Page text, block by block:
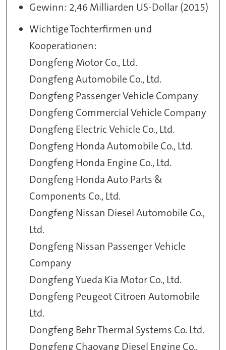
Gewinn: 2,46 Milliarden US-Dollar (2015)
Wichtige Tochterfirmen und
Kooperationen:
Dongfeng Motor Co., Ltd.
Dongfeng Automobile Co., Ltd.
Dongfeng Passenger Vehicle Company
Dongfeng Commercial Vehicle Company
Dongfeng Electric Vehicle Co., Ltd.
Dongfeng Honda Automobile Co., Ltd.
Dongfeng Honda Engine Co., Ltd.
Dongfeng Honda Auto Parts &
Components Co., Ltd.
Dongfeng Nissan Diesel Automobile Co.,
Ltd.
Dongfeng Nissan Passenger Vehicle
Company
Dongfeng Yueda Kia Motor Co., Ltd.
Dongfeng Peugeot Citroen Automobile
Ltd.
Dongfeng Behr Thermal Systems Co. Ltd.
Dongfeng Chaoyang Diesel Engine Co.,